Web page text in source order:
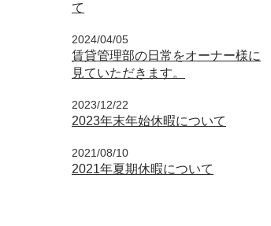
て
2024/04/05
賃貸管理部の日常をオーナー様に
見ていただきます。
2023/12/22
2023年末年始休暇について
2021/08/10
2021年夏期休暇について